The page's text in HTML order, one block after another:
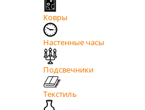
Ковры
Настенные часы
Подсвечники
Текстиль